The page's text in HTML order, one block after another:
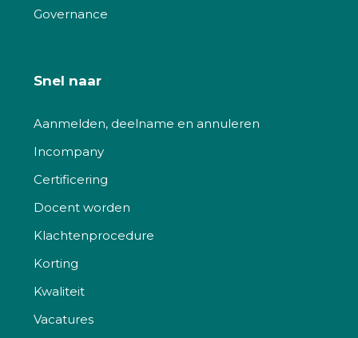
Governance
Snel naar
Aanmelden, deelname en annuleren
Incompany
Certificering
Docent worden
Klachtenprocedure
Korting
Kwaliteit
Vacatures